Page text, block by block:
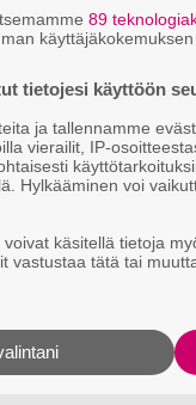
afroelektronista
soittavat
89
tietojesi käyttöön
ja tallennamme
vierailit, IP-
Hylkääminen voi
käsitellä tietoja
vastustaa tätä tai